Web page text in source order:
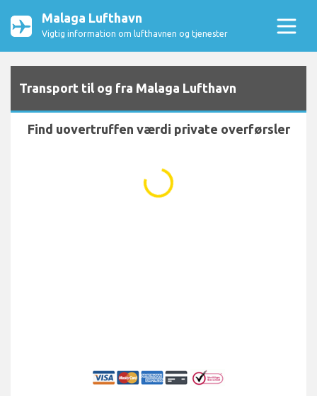
Malaga Lufthavn
Vigtig information om lufthavnen og tjenester
Transport til og fra Malaga Lufthavn
Find uovertruffen værdi private overførsler
...